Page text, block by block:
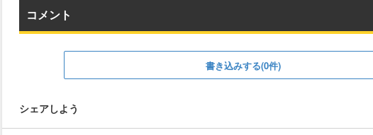
コメント
書き込みする(0件)
シェアしよう